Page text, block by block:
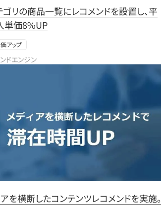
リの商品一覧にレコメンドを設置し、平
単価8%UP
アップ
ドエンジン
を横断したコンテンツレコメンドを実施。